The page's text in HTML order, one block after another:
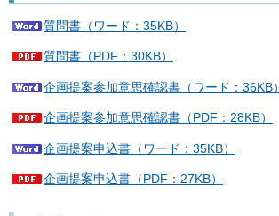
質問書（ワード：35KB）
質問書（PDF：30KB）
企画提案参加意思確認書（ワード：36KB）
企画提案参加意思確認書（PDF：28KB）
企画提案申込書（ワード：35KB）
企画提案申込書（PDF：27KB）